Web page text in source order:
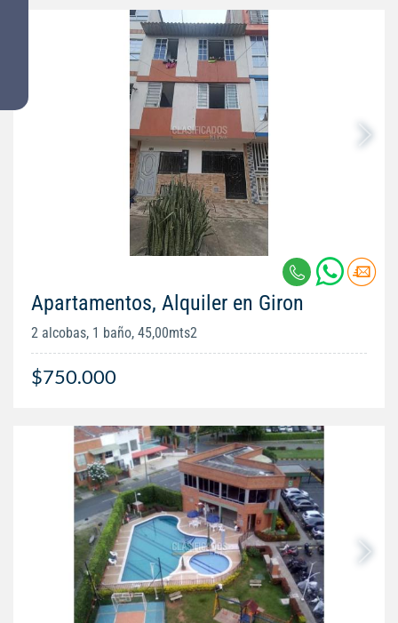
Apartamentos, Alquiler en Giron
2 alcobas, 1 baño, 45,00mts2
$750.000